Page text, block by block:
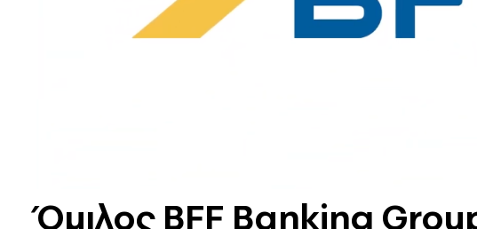
Όμιλος BFF Banking